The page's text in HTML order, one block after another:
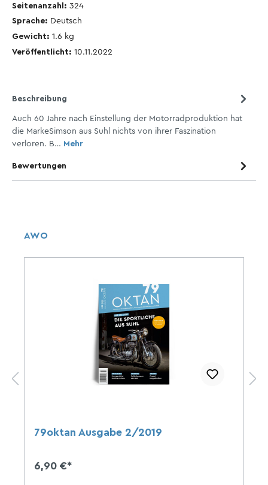
Seitenanzahl: 324
Sprache: Deutsch
Gewicht: 1.6 kg
Veröffentlicht: 10.11.2022
Beschreibung
Auch 60 Jahre nach Einstellung der Motorradproduktion hat
die MarkeSimson aus Suhl nichts von ihrer Faszination
verloren. B… Mehr
Bewertungen
AWO
79oktan Ausgabe 2/2019
6,90 €*